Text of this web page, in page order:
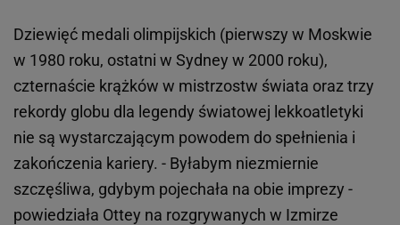
Dziewięć medali olimpijskich (pierwszy w Moskwie
w 1980 roku, ostatni w Sydney w 2000 roku),
czternaście krążków w mistrzostw świata oraz trzy
rekordy globu dla legendy światowej lekkoatletyki
nie są wystarczającym powodem do spełnienia i
zakończenia kariery. - Byłabym niezmiernie
szczęśliwa, gdybym pojechała na obie imprezy -
powiedziała Ottey na rozgrywanych w Izmirze